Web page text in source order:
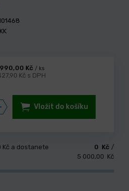
Kč / ks
Kč s DPH
Vložit do košíku
Kč a dostanete
0 Kč /
5 000,00 Kč